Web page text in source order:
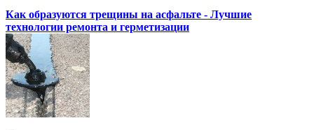
Как образуются трещины на асфальте - Лучшие
технологии ремонта и герметизации